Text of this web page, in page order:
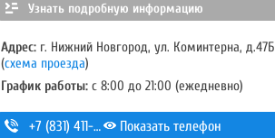
Узнать подробную информацию
Адрес: г. Нижний Новгород, ул. Коминтерна, д.47Б
(схема проезда)
График работы: с 8:00 до 21:00 (ежедневно)
+7 (831) 411-15-14 ,+7 (831) 411-15-24
Показать телефон